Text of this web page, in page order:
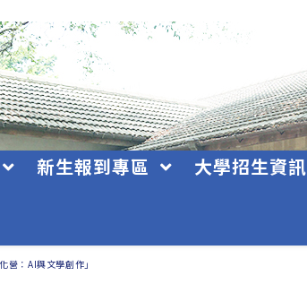
新生報到專區 大學招生資訊
營：AI與文學創作」